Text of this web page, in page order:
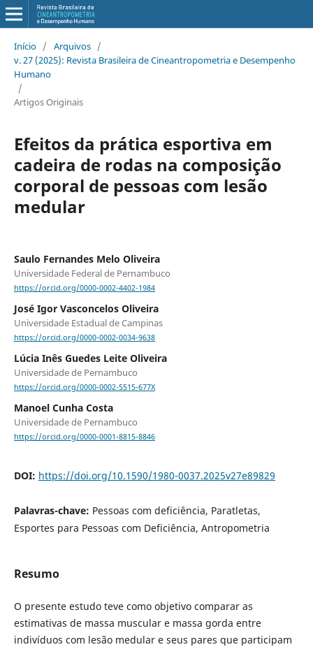
Início / Arquivos /
v. 27 (2025): Revista Brasileira de Cineantropometria e Desempenho
Humano
/
Artigos Originais
Efeitos da prática esportiva em
cadeira de rodas na composição
corporal de pessoas com lesão
medular
Saulo Fernandes Melo Oliveira
Universidade Federal de Pernambuco
https://orcid.org/0000-0002-4402-1984
José Igor Vasconcelos Oliveira
Universidade Estadual de Campinas
https://orcid.org/0000-0002-0034-9638
Lúcia Inês Guedes Leite Oliveira
Universidade de Pernambuco
https://orcid.org/0000-0002-5515-677X
Manoel Cunha Costa
Universidade de Pernambuco
https://orcid.org/0000-0001-8815-8846
DOI: https://doi.org/10.1590/1980-0037.2025v27e89829
Palavras-chave: Pessoas com deficiência, Paratletas,
Esportes para Pessoas com Deficiência, Antropometria
Resumo
O presente estudo teve como objetivo comparar as
estimativas de massa muscular e massa gorda entre
indivíduos com lesão medular e seus pares que participam